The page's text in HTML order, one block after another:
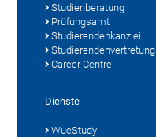
Studienberatung
Prüfungsamt
Studierendenkanzlei
Studierendenvertretung
Career Centre
Dienste
WueStudy